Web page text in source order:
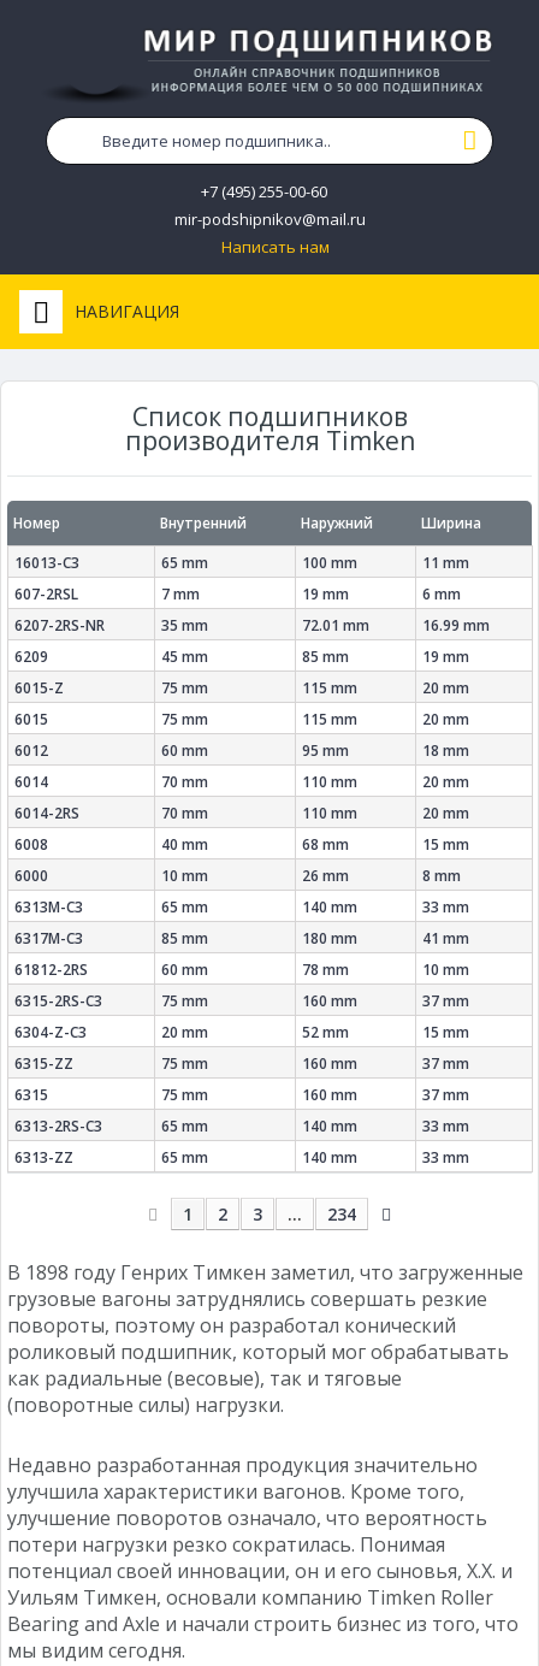
+7 (495) 255-00-60
mir-podshipnikov@mail.ru
Написать нам
НАВИГАЦИЯ
Список подшипников
производителя Timken
Номер Внутренний Наружний
Ширина
16013-C3
65 mm 100 mm
11 mm
607-2RSL
7 mm 19 mm
6 mm
6207-2RS-NR
35 mm 72.01 mm
16.99 mm
6209
45 mm 85 mm
19 mm
6015-Z
75 mm 115 mm
20 mm
6015
75 mm 115 mm
20 mm
6012
60 mm 95 mm
18 mm
6014
70 mm 110 mm
20 mm
6014-2RS
70 mm 110 mm
20 mm
6008
40 mm 68 mm
15 mm
6000
10 mm 26 mm
8 mm
6313M-C3
65 mm 140 mm
33 mm
6317M-C3
85 mm 180 mm
41 mm
61812-2RS
60 mm 78 mm
10 mm
6315-2RS-C3
75 mm 160 mm
37 mm
6304-Z-C3
20 mm 52 mm
15 mm
6315-ZZ
75 mm 160 mm
37 mm
6315
75 mm 160 mm
37 mm
6313-2RS-C3
65 mm 140 mm
33 mm
6313-ZZ
65 mm 140 mm 33 mm
1 2 3 ... 234
В 1898 году Генрих Тимкен заметил, что загруженные
грузовые вагоны затруднялись совершать резкие
повороты, поэтому он разработал конический
роликовый подшипник, который мог обрабатывать
как радиальные (весовые), так и тяговые
(поворотные силы) нагрузки.
Недавно разработанная продукция значительно
улучшила характеристики вагонов. Кроме того,
улучшение поворотов означало, что вероятность
потери нагрузки резко сократилась. Понимая
потенциал своей инновации, он и его сыновья, Х.Х. и
Уильям Тимкен, основали компанию Timken Roller
Bearing and Axle и начали строить бизнес из того, что
мы видим сегодня.